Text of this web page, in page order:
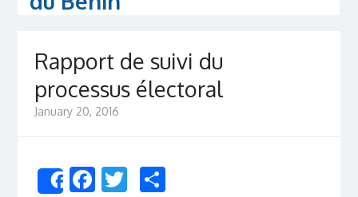
Rapport de suivi du
processus électoral
January 20, 2016
ShareFacebook
Twitter
Share